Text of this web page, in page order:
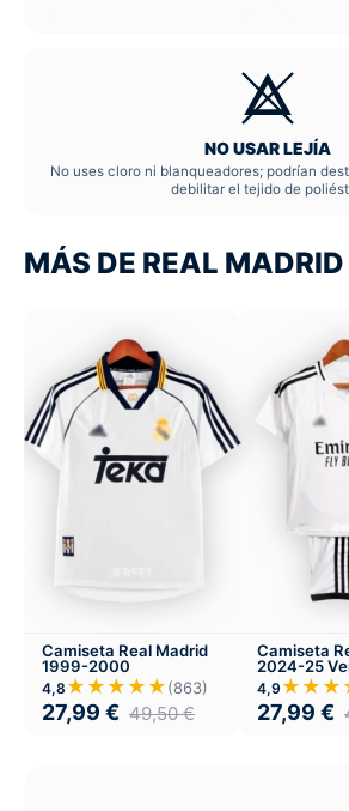
NO USAR LEJÍA
No uses cloro ni blanqueadores; podrían
debilitar el tejido de
MÁS DE REAL MADRID
Camiseta Real Madrid
1999-2000
4,8 ★★★★★(863)
27,99 € 49,50€
Camiseta
2024-25
Infantil
4,9
27,99 €